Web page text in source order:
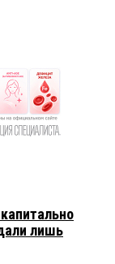
лишь